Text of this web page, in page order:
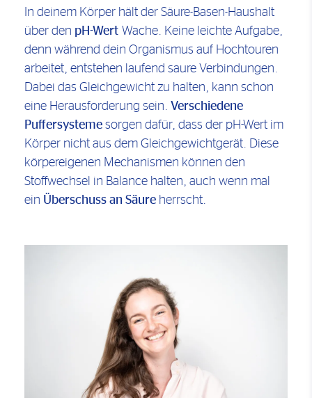
In deinem Körper hält der Säure-Basen-Haushalt
über den pH-Wert Wache. Keine leichte Aufgabe,
denn während dein Organismus auf Hochtouren
arbeitet, entstehen laufend saure Verbindungen.
Dabei das Gleichgewicht zu halten, kann schon
eine Herausforderung sein. Verschiedene
Puffersysteme sorgen dafür, dass der pH-Wert im
Körper nicht aus dem Gleichgewichtgerät. Diese
körpereigenen Mechanismen können den
Stoffwechsel in Balance halten, auch wenn mal
ein Überschuss an Säure herrscht.